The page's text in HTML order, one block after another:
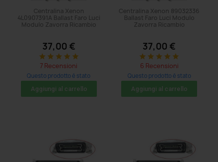
Centralina Xenon
4L0907391A Ballast Faro Luci
Modulo Zavorra Ricambio
37,00 €
star star star star star
7 Recensioni
Questo prodotto è stato
acquistato: 11 volte
Aggiungi al carrello
Centralina Xenon 89032336
Ballast Faro Luci Modulo
Zavorra Ricambio
37,00 €
star star star star star
6 Recensioni
Questo prodotto è stato
acquistato: 44 volte
Aggiungi al carrello